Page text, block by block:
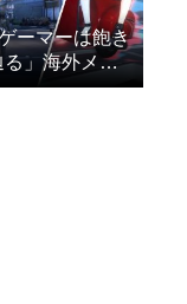
ーマーは飽き
」海外メデ